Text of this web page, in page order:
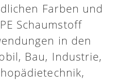
Farben und
Schaumstoff
in den
Bau, Industrie,